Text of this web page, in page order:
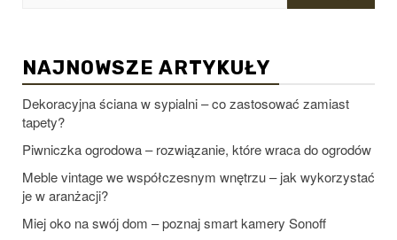
NAJNOWSZE ARTYKUŁY
Dekoracyjna ściana w sypialni – co zastosować zamiast
tapety?
Piwniczka ogrodowa – rozwiązanie, które wraca do ogrodów
Meble vintage we współczesnym wnętrzu – jak wykorzystać
je w aranżacji?
Miej oko na swój dom – poznaj smart kamery Sonoff